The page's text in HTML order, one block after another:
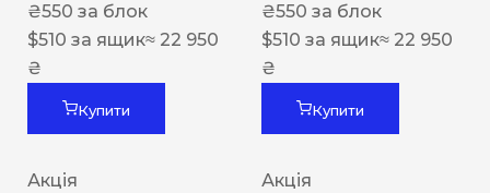
₴550 за блок
$510 за ящик≈ 22 950
₴
Купити
₴550 за блок
$510 за ящик≈ 22 950
₴
Купити
Акція Акція